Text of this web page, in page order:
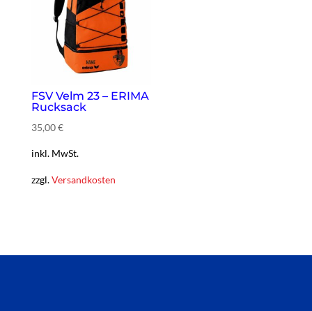
FSV Velm 23 – ERIMA
Rucksack
35,00€
inkl. MwSt.
zzgl.Versandkosten